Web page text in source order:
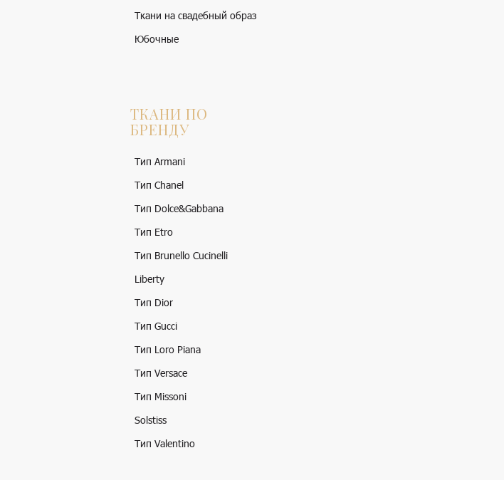
Ткани на свадебный образ
Юбочные
ТКАНИ ПО
БРЕНДУ
Тип Armani
Тип Chanel
Тип Dolce&Gabbana
Тип Etro
Тип Brunello Cucinelli
Liberty
Тип Dior
Тип Gucci
Тип Loro Piana
Тип Versace
Тип Missoni
Solstiss
Тип Valentino